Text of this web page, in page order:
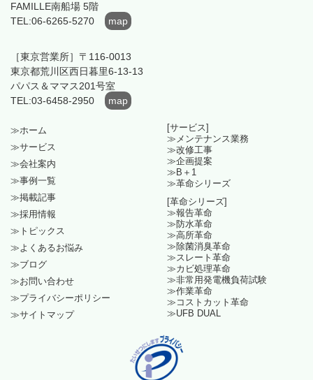
FAMILLE南船場 5階
TEL:06-6265-5270
map
［東京営業所］〒116-0013
東京都荒川区西日暮里6-13-13
パパス＆ママス201号室
TEL:03-6458-2950
map
≫ホーム
≫サービス
≫会社案内
≫事例一覧
≫掲載記事
≫採用情報
≫トピックス
≫よくあるお悩み
≫ブログ
≫お問い合わせ
≫プライバシーポリシー
≫サイトマップ
[サービス]
≫メンテナンス業務
≫改修工事
≫企画提案
≫B＋1
≫革命シリーズ
[革命シリーズ]
≫報告革命
≫防水革命
≫高所革命
≫除菌消臭革命
≫スレート革命
≫カビ処理革命
≫非常用発電機負荷試験
≫作業革命
≫コストカット革命
≫UFB DUAL